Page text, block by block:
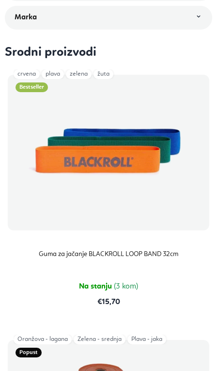
Srodni proizvodi
Bestseller
Guma za jačanje BLACKROLL LOOP BAND 32cm
Na stanju (3 kom)
€15,70
crvena plava zelena žuta
Popust
Oranžova - lagana Zelena - srednja Plava - jaka